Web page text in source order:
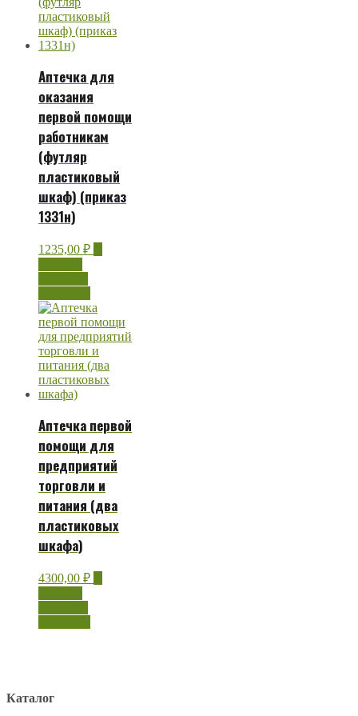
Аптечка для
оказания
первой помощи
работникам
(футляр
пластиковый
шкаф) (приказ
1331н)
1235,00 ₽
Аптечка первой
помощи для
предприятий
торговли и
питания (два
пластиковых
шкафа)
4300,00 ₽
Каталог